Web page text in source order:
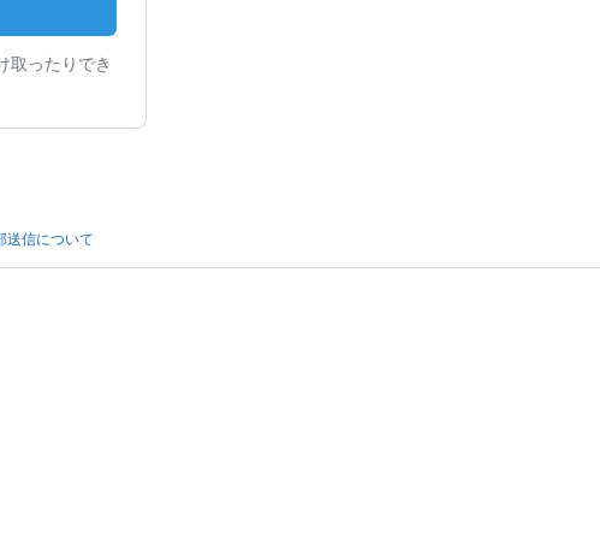
取ったりでき
送信について